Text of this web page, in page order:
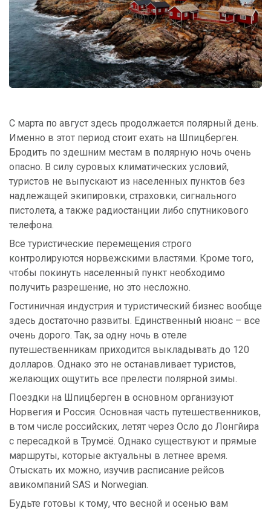
С марта по август здесь продолжается полярный день.
Именно в этот период стоит ехать на Шпицберген.
Бродить по здешним местам в полярную ночь очень
опасно. В силу суровых климатических условий,
туристов не выпускают из населенных пунктов без
надлежащей экипировки, страховки, сигнального
пистолета, а также радиостанции либо спутникового
телефона.
Все туристические перемещения строго
контролируются норвежскими властями. Кроме того,
чтобы покинуть населенный пункт необходимо
получить разрешение, но это несложно.
Гостиничная индустрия и туристический бизнес вообще
здесь достаточно развиты. Единственный нюанс – все
очень дорого. Так, за одну ночь в отеле
путешественникам приходится выкладывать до 120
долларов. Однако это не останавливает туристов,
желающих ощутить все прелести полярной зимы.
Поездки на Шпицберген в основном организуют
Норвегия и Россия. Основная часть путешественников,
в том числе российских, летят через Осло до Лонгйира
с пересадкой в Трумсё. Однако существуют и прямые
маршруты, которые актуальны в летнее время.
Отыскать их можно, изучив расписание рейсов
авикомпаний SAS и Norwegian.
Будьте готовы к тому, что весной и осенью вам